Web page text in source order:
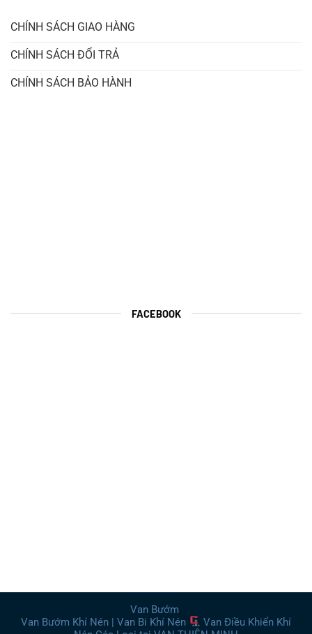
CHÍNH SÁCH GIAO HÀNG
CHÍNH SÁCH ĐỔI TRẢ
CHÍNH SÁCH BẢO HÀNH
FACEBOOK
Van Bướm
Van Bướm Khí Nén | Van Bi Khí Nén
Van Điều Khiển Khí